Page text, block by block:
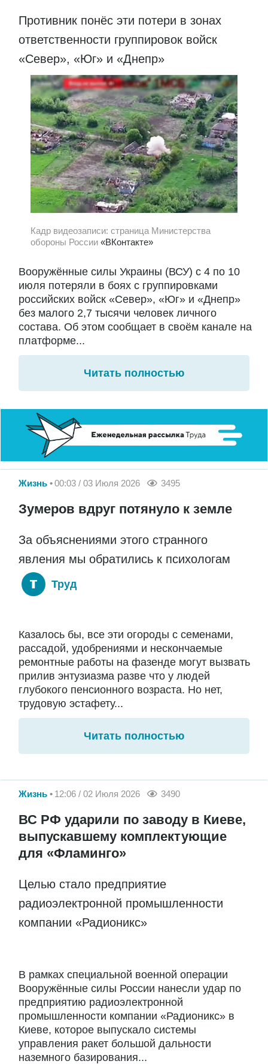
Противник понёс эти потери в зонах
ответственности группировок войск
«Север», «Юг» и «Днепр»
Кадр видеозаписи: страница Министерства
обороны России «ВКонтакте»
Вооружённые силы Украины (ВСУ) с 4 по 10
июля потеряли в боях с группировками
российских войск «Север», «Юг» и «Днепр»
без малого 2,7 тысячи человек личного
состава. Об этом сообщает в своём канале на
платформе...
Читать полностью
Жизнь 00:03 / 03 Июля 2026 3495
Зумеров вдруг потянуло к земле
За объяснениями этого странного
явления мы обратились к психологам
Труд
Казалось бы, все эти огороды с семенами,
рассадой, удобрениями и нескончаемые
ремонтные работы на фазенде могут вызвать
прилив энтузиазма разве что у людей
глубокого пенсионного возраста. Но нет,
трудовую эстафету...
Читать полностью
Жизнь 12:06 / 02 Июля 2026 3490
ВС РФ ударили по заводу в Киеве,
выпускавшему комплектующие
для «Фламинго»
Целью стало предприятие
радиоэлектронной промышленности
компании «Радионикс»
В рамках специальной военной операции
Вооружённые силы России нанесли удар по
предприятию радиоэлектронной
промышленности компании «Радионикс» в
Киеве, которое выпускало системы
управления ракет большой дальности
наземного базирования...